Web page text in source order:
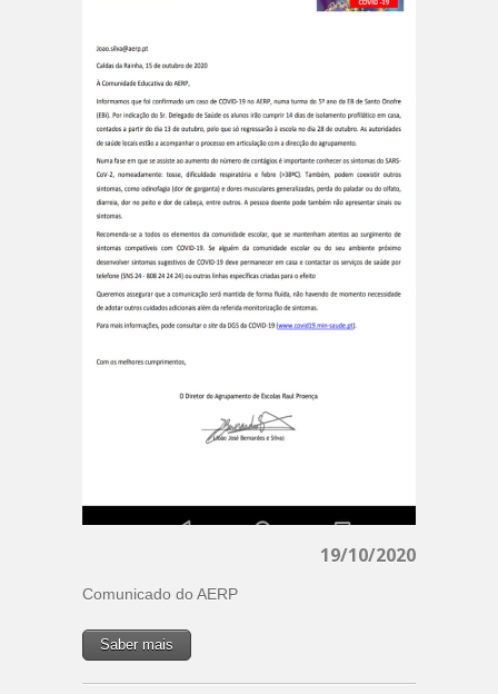
19/10/2020
Comunicado do AERP
Saber mais